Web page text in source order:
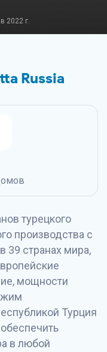
2022 г.
Russia
турецкого
производства с
39 странах мира,
мощности
Турция
в любой